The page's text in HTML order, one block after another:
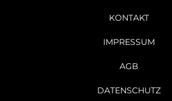
KONTAKT
IMPRESSUM
AGB
DATENSCHUTZ